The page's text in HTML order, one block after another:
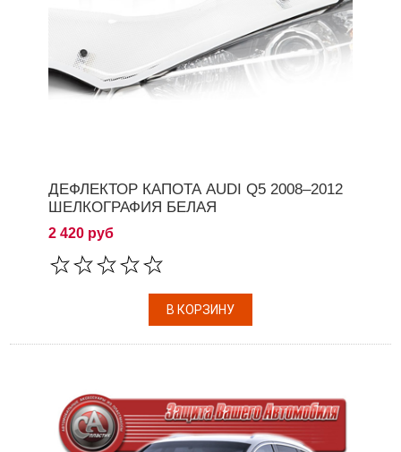
ДЕФЛЕКТОР КАПОТА AUDI Q5 2008–2012
ШЕЛКОГРАФИЯ БЕЛАЯ
2 420 руб